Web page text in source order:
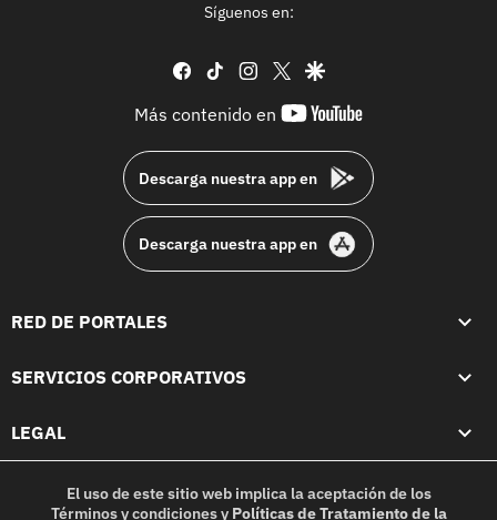
Síguenos en:
facebook
tiktok instagram
twittergoogle
Más contenido en
youtube-
Descarga nuestra app en
Descarga nuestra app en
RED DE PORTALES
SERVICIOS CORPORATIVOS
LEGAL
El uso de este sitio web implica la aceptación de los
Términos y condicionesy Políticas de Tratamiento de la